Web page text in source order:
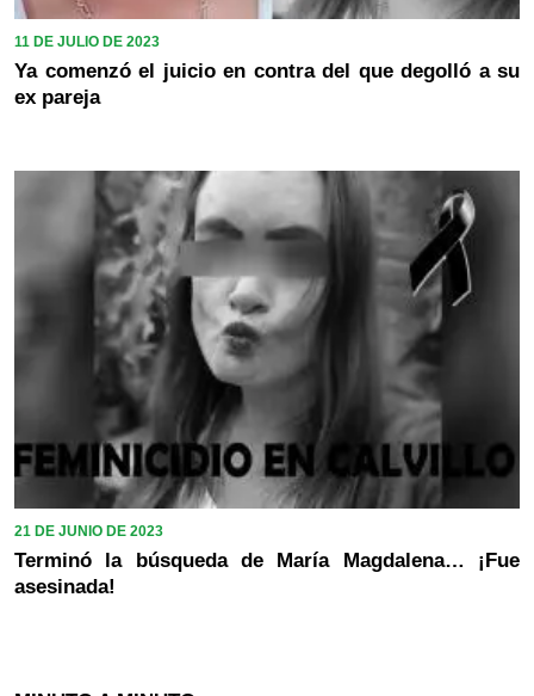
11 DE JULIO DE 2023
Ya comenzó el juicio en contra del que degolló a su
ex pareja
21 DE JUNIO DE 2023
Terminó la búsqueda de María Magdalena… ¡Fue
asesinada!